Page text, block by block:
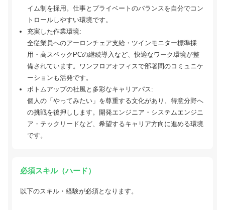
イム制を採用。仕事とプライベートのバランスを自分でコン
トロールしやすい環境です。
充実した作業環境:
全従業員へのアーロンチェア支給・ツインモニター標準採
用・高スペックPCの継続導入など、快適なワーク環境が整
備されています。ワンフロアオフィスで部署間のコミュニケ
ーションも活発です。
ボトムアップの社風と多彩なキャリアパス:
個人の「やってみたい」を尊重する文化があり、得意分野へ
の挑戦を後押しします。開発エンジニア・システムエンジニ
ア・テックリードなど、希望するキャリア方向に進める環境
です。
必須スキル（ハード）
以下のスキル・経験が必須となります。